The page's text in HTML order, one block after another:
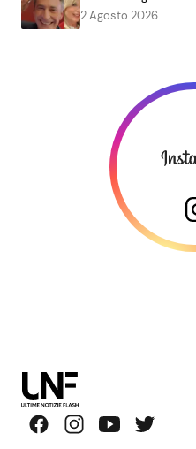
2 Agosto 2026